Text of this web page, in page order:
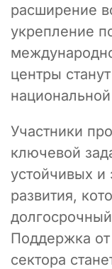
расширение
укрепление
центры
Участники
ключевой
устойчивых
развития,
Поддержка от
сектора